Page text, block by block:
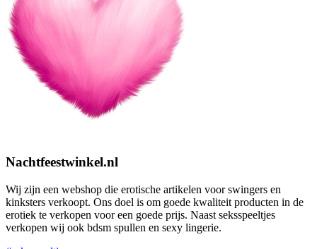
Nachtfeestwinkel.nl
Wij zijn een webshop die erotische artikelen voor swingers en
kinksters verkoopt. Ons doel is om goede kwaliteit producten in de
erotiek te verkopen voor een goede prijs. Naast seksspeeltjes
verkopen wij ook bdsm spullen en sexy lingerie.